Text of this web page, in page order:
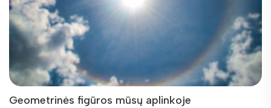
Geometrinės figūros mūsų aplinkoje